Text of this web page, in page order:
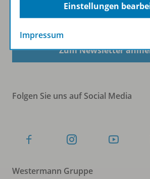
Sofort profitieren
Zum Newsletter
Folgen Sie uns auf Social Media
Westermann Gruppe
Einstellungen
Impressum